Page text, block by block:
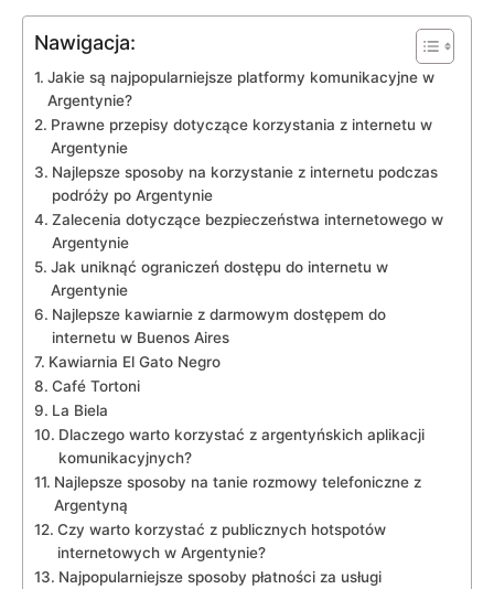
Nawigacja:
Jakie są najpopularniejsze platformy komunikacyjne w
Argentynie?
Prawne przepisy dotyczące korzystania z internetu w
Argentynie
Najlepsze sposoby na korzystanie z internetu podczas
podróży po Argentynie
Zalecenia dotyczące bezpieczeństwa internetowego w
Argentynie
Jak uniknąć ograniczeń dostępu do internetu w
Argentynie
Najlepsze kawiarnie z darmowym dostępem do
internetu w Buenos Aires
Kawiarnia El Gato Negro
Café Tortoni
La Biela
Dlaczego warto korzystać z argentyńskich aplikacji
komunikacyjnych?
Najlepsze sposoby na tanie rozmowy telefoniczne z
Argentyną
Czy warto korzystać z publicznych hotspotów
internetowych w Argentynie?
Najpopularniejsze sposoby płatności za usługi